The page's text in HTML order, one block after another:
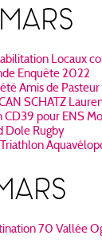
Locaux
Enquête 2022
Amis de Pasteur
SCHATZ
pour ENS
Dole Rugby
70 Vallée